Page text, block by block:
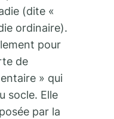
(dite «
ordinaire).
pour
de
» qui
socle. Elle
par la